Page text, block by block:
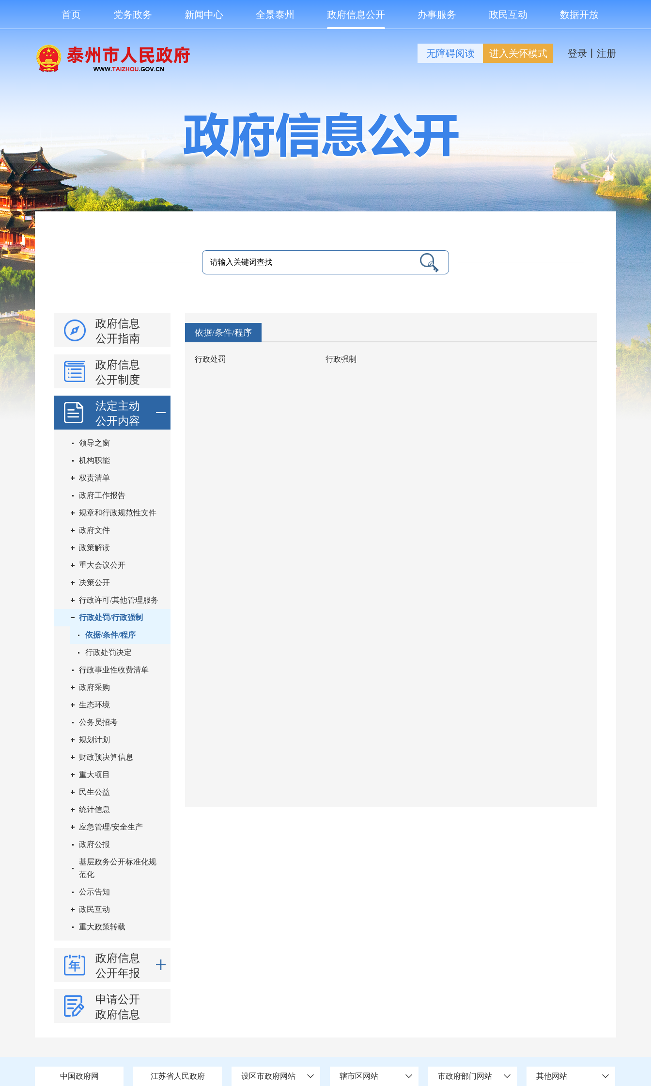
首页 党务政务 新闻中心 全景泰州 政府信息公开 办事服务 政民互动 数据开放
登录 注册
无障碍阅读 进入关怀模式
政府信息
公开指南
政府信息
公开制度
法定主动
公开内容
领导之窗
机构职能
权责清单
政府工作报告
规章和行政规范性文件
政府文件
政策解读
重大会议公开
决策公开
行政许可/其他管理服务
行政处罚/行政强制
依据/条件/程序
行政处罚决定
行政事业性收费清单
政府采购
生态环境
公务员招考
规划计划
财政预决算信息
重大项目
民生公益
统计信息
应急管理/安全生产
政府公报
基层政务公开标准化规
范化
公示告知
政民互动
重大政策转载
政府信息
公开年报
申请公开
政府信息
依据/条件/程序
行政处罚 行政强制
中国政府网 江苏省人民政府 设区市政府网站 辖市区网站 市政府部门网站 其他网站